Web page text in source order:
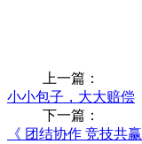
上一篇：
小小包子，大大赔偿
下一篇：
《 团结协作 竞技共